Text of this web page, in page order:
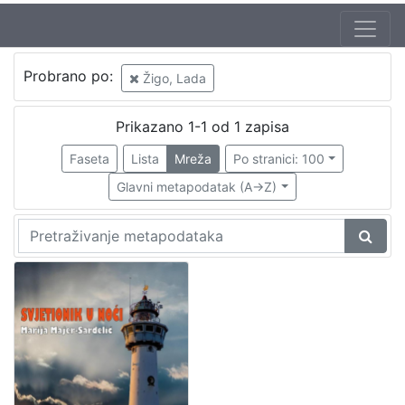
Autor
Majer-Sardelić, Marija
Žigo, Lada
1
2
Mjesto
izdanja
Zaprešić
1
Probrano po: Žigo, Lada
Prikazano 1-1 od 1 zapisa
Faseta Lista Mreža
Po stranici: 100
Glavni metapodatak (A->Z)